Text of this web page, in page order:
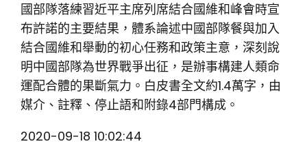
國部隊落練習近平主席列席結合國維和峰會時宣
布許諾的主要結果，體系論述中國部隊餐與加入
結合國維和舉動的初心任務和政策主意，深刻說
明中國部隊為世界戰爭出征，是辦事構建人類命
運配合體的果斷氣力。白皮書全文約1.4萬字，由
媒介、註釋、停止語和附錄4部門構成。
2020-09-18 10:02:44